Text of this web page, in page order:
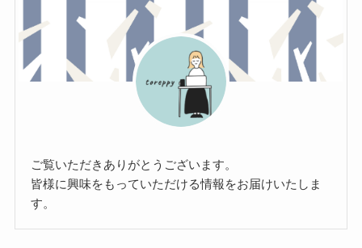
ご覧いただきありがとうございます。
皆様に興味をもっていただける情報をお届けいたしま
す。